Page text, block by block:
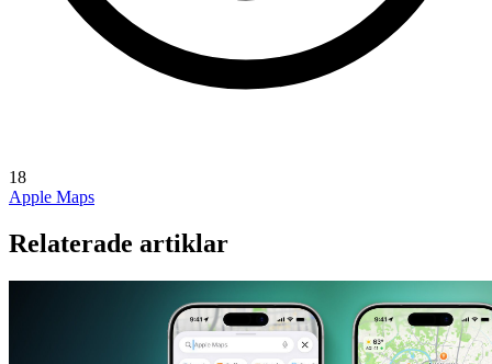
18
Apple Maps
Relaterade artiklar